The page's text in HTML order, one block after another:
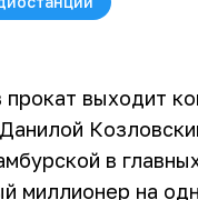
прокат выходит
в
миллионер на